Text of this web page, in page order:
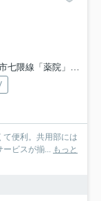
隈線「薬院」駅 徒歩11分
て便利。共用部には
ビスが揃...
もっと